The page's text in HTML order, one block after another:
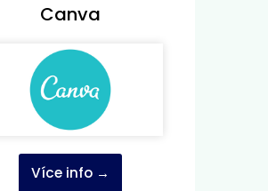
Canva
Více info →